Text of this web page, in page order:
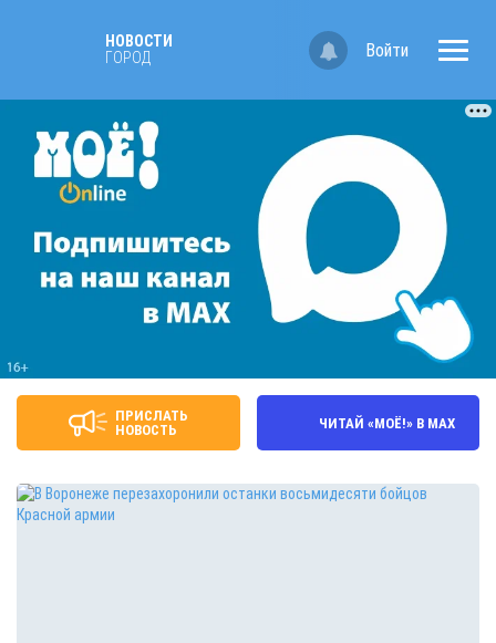
НОВОСТИ
ГОРОД
Войти
ПРИСЛАТЬ
НОВОСТЬ
ЧИТАЙ «МОЁ!» В MAX